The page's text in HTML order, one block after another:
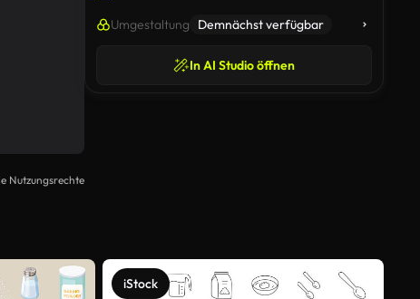
Nutzungsrechte
Umgestaltung Demnächst verfügbar
In AI Studio öffnen
iStock